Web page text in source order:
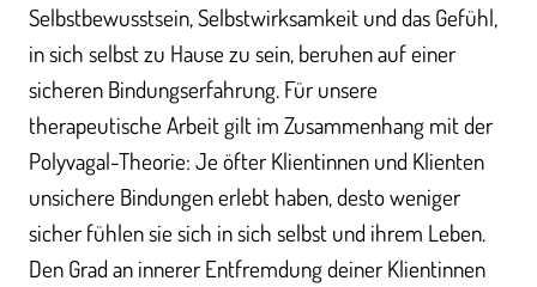
Selbstbewusstsein, Selbstwirksamkeit und das Gefühl,
in sich selbst zu Hause zu sein, beruhen auf einer
sicheren Bindungserfahrung. Für unsere
therapeutische Arbeit gilt im Zusammenhang mit der
Polyvagal-Theorie: Je öfter Klientinnen und Klienten
unsichere Bindungen erlebt haben, desto weniger
sicher fühlen sie sich in sich selbst und ihrem Leben.
Den Grad an innerer Entfremdung deiner Klientinnen